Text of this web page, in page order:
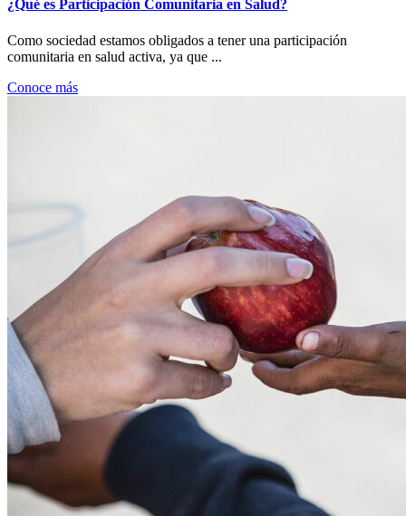
¿Qué es Participación Comunitaria en Salud?
Como sociedad estamos obligados a tener una participación
comunitaria en salud activa, ya que ...
Conoce más